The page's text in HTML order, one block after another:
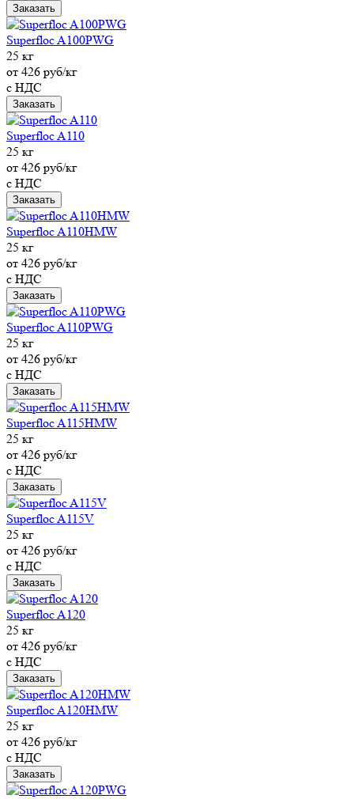
Заказать
Superfloc A100PWG
25 кг
от 426 руб/кг
с НДС
Заказать
Superfloc A110
25 кг
от 426 руб/кг
с НДС
Заказать
Superfloc A110HMW
25 кг
от 426 руб/кг
с НДС
Заказать
Superfloc A110PWG
25 кг
от 426 руб/кг
с НДС
Заказать
Superfloc A115HMW
25 кг
от 426 руб/кг
с НДС
Заказать
Superfloc A115V
25 кг
от 426 руб/кг
с НДС
Заказать
Superfloc A120
25 кг
от 426 руб/кг
с НДС
Заказать
Superfloc A120HMW
25 кг
от 426 руб/кг
с НДС
Заказать